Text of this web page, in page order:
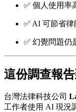
✅ 個人使用率
✅ AI 可節省律
✅ 幻覺問題仍
這份調查報
台灣法律科技公司
工作者使用 AI 現況